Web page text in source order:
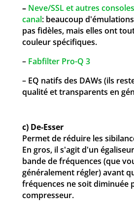
– Neve/SSL et autres
canal: beaucoup
pas fidèles, mais elles ont
couleur spécifiques.
– Fabfilter Pro-Q 3
– EQ natifs des DAWs (ils
qualité et transparents en
c) De-Esser
Permet de réduire les
En gros, il s'agit d'un
bande de fréquences (que
généralement régler) avant
fréquences ne soit diminuée
compresseur.